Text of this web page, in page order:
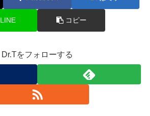
LINE コピー
Dr.Tをフォローする